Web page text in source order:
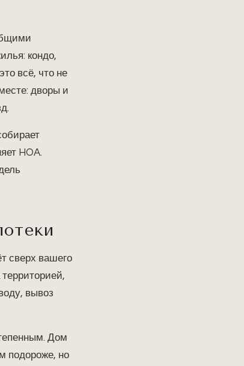
кондо,
всё, что не
дворы и
HOA.
сверх вашего
вывоз
Дом
подороже, но